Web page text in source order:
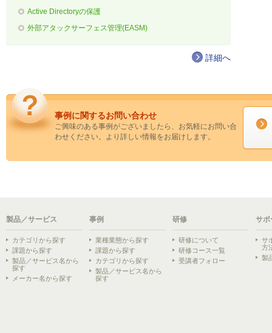
Active Directoryの保護
外部アタックサーフェス管理(EASM)
詳細へ
事例に関するお問い合わせ
ご興味のある事例がございましたら、お気軽にお問い合
わせください。より詳しい情報をお届けします。
製品／サービス
カテゴリから探す
課題から探す
製品／サービス名から
探す
メーカー名から探す
事例
業種業態から探す
課題から探す
カテゴリから探す
製品／サービス名から
探す
研修
研修について
研修コース一覧
受講者フォロー
サポ
サ
方
製